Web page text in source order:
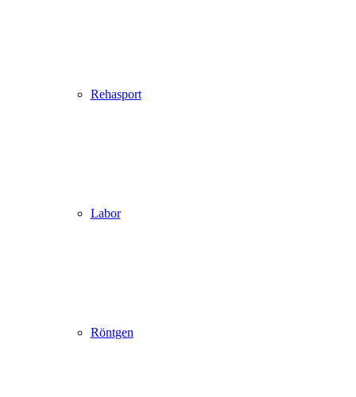
Rehasport
Labor
Röntgen